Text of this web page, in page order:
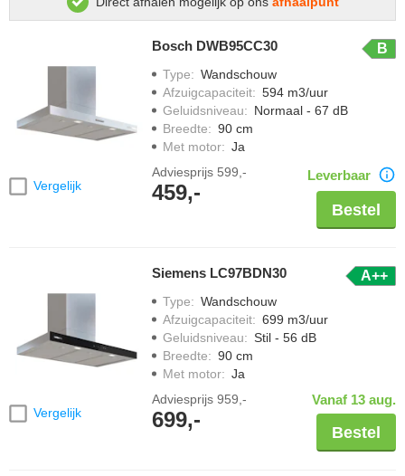
Vergelijk
Bosch DWB95CC30 B
Type: Wandschouw
Afzuigcapaciteit: 594 m3/uur
Geluidsniveau: Normaal - 67 dB
Breedte: 90 cm
Met motor: Ja
Adviesprijs 599,-
459,-
Leverbaar
Bestel
Vergelijk
Siemens LC97BDN30 A++
Type: Wandschouw
Afzuigcapaciteit: 699 m3/uur
Geluidsniveau: Stil - 56 dB
Breedte: 90 cm
Met motor: Ja
Adviesprijs 959,-
699,-
Vanaf 13 aug.
Bestel